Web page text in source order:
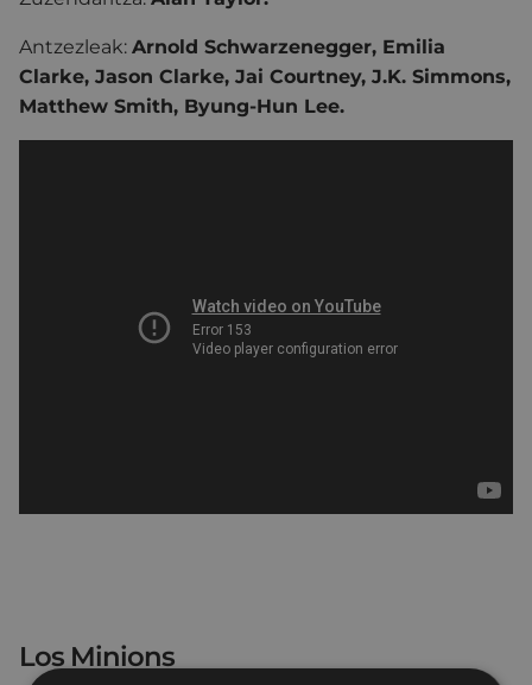
Antzezleak: Arnold Schwarzenegger, Emilia
Clarke, Jason Clarke, Jai Courtney, J.K. Simmons,
Matthew Smith, Byung-Hun Lee.
Los Minions